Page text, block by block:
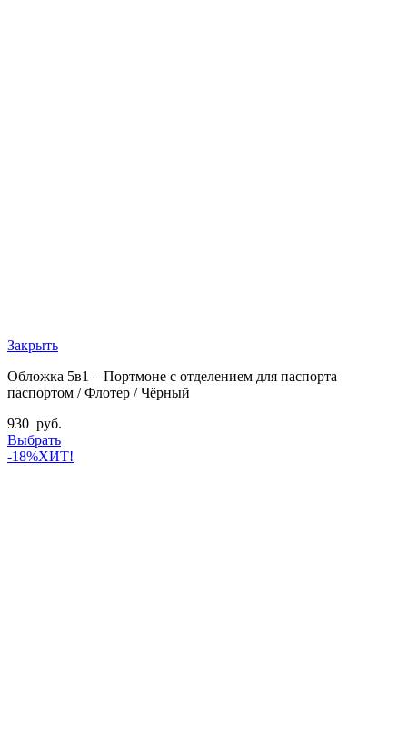
Закрыть
Обложка 5в1 – Портмоне с отделением для паспорта
паспортом / Флотер / Чёрный
930 руб.
Выбрать
-18%ХИТ!